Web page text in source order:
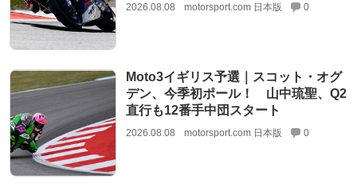
2026.08.08 motorsport.com 日本版 0
Moto3イギリス予選｜スコット・オグ
デン、今季初ポール！ 山中琉聖、Q2
直行も12番手中団スタート
2026.08.08 motorsport.com 日本版 0